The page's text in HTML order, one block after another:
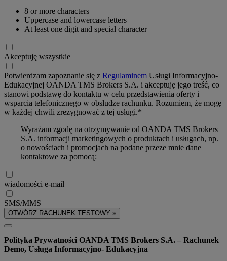
8 or more characters
Uppercase and lowercase letters
At least one digit and special character
Akceptuję wszystkie
Potwierdzam zapoznanie się z Regulaminem Usługi Informacyjno-
Edukacyjnej OANDA TMS Brokers S.A. i akceptuję jego treść, co
stanowi podstawę do kontaktu w celu przedstawienia oferty i
wsparcia telefonicznego w obsłudze rachunku. Rozumiem, że mogę
w każdej chwili zrezygnować z tej usługi.*
Wyrażam zgodę na otrzymywanie od OANDA TMS Brokers
S.A. informacji marketingowych o produktach i usługach, np.
o nowościach i promocjach na podane przeze mnie dane
kontaktowe za pomocą:
wiadomości e-mail
SMS/MMS
OTWÓRZ RACHUNEK TESTOWY »
Polityka Prywatności OANDA TMS Brokers S.A. – Rachunek
Demo, Usługa Informacyjno- Edukacyjna